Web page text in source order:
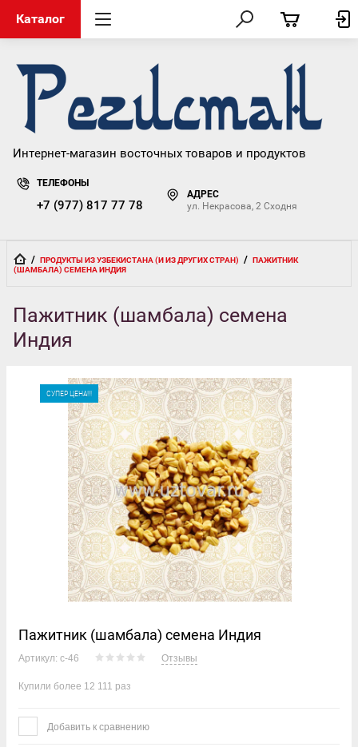
Каталог
Интернет-магазин восточных товаров и продуктов
ТЕЛЕФОНЫ
+7 (977) 817 77 78
АДРЕС
ул. Некрасова, 2 Сходня
  /
ПРОДУКТЫ ИЗ УЗБЕКИСТАНА (И ИЗ ДРУГИХ СТРАН)
  /
ПАЖИТНИК
(ШАМБАЛА) СЕМЕНА ИНДИЯ
Пажитник (шамбала) семена
Индия
СУПЕР ЦЕНА!!!
Пажитник (шамбала) семена Индия
Артикул: с-46 Отзывы
Купили более 12 111 раз
Добавить к сравнению